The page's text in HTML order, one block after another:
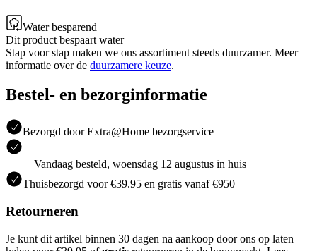
Water besparend
Dit product bespaart water
Stap voor stap maken we ons assortiment steeds duurzamer. Meer
informatie over de duurzamere keuze.
Bestel- en bezorginformatie
Bezorgd door Extra@Home bezorgservice
Vandaag besteld, woensdag 12 augustus in huis
Thuisbezorgd voor €39.95 en gratis vanaf €950
Retourneren
Je kunt dit artikel binnen 30 dagen na aankoop door ons op laten